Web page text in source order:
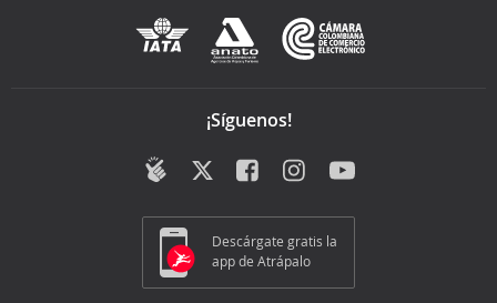
¡Síguenos!
Descárgate gratis la
app de Atrápalo